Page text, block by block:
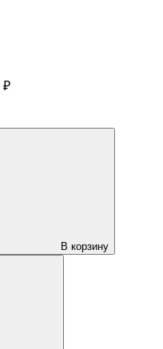
₽
В корзину